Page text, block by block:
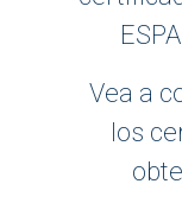
Vea a
los